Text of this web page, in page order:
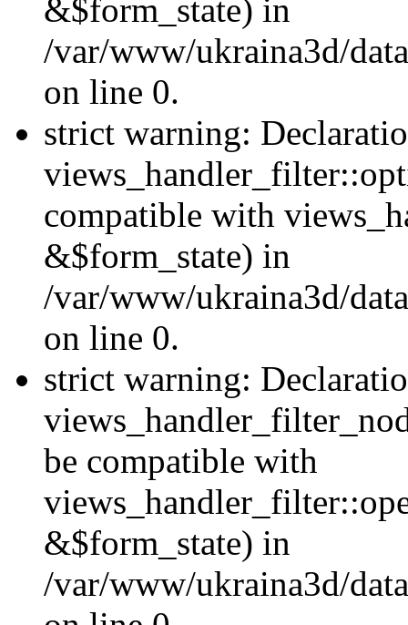
&$form_state) in
/var/www/ukraina3d/
on line 0.
strict warning:
compatible with
&$form_state) in
/var/www/ukraina3d/
on line 0.
strict warning:
be compatible with
&$form_state) in
/var/www/ukraina3d/